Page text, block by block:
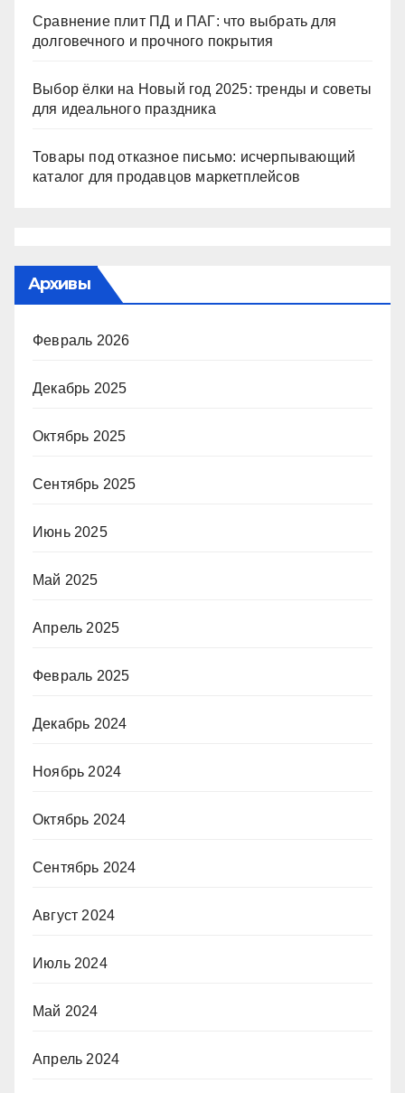
Сравнение плит ПД и ПАГ: что выбрать для
долговечного и прочного покрытия
Выбор ёлки на Новый год 2025: тренды и советы
для идеального праздника
Товары под отказное письмо: исчерпывающий
каталог для продавцов маркетплейсов
Архивы
Февраль 2026
Декабрь 2025
Октябрь 2025
Сентябрь 2025
Июнь 2025
Май 2025
Апрель 2025
Февраль 2025
Декабрь 2024
Ноябрь 2024
Октябрь 2024
Сентябрь 2024
Август 2024
Июль 2024
Май 2024
Апрель 2024